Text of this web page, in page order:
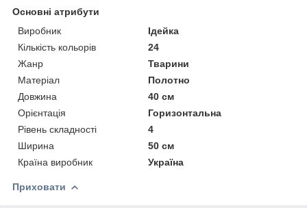
Основні атрибути
Виробник
Ідейка
Кількість кольорів
24
Жанр
Тварини
Матеріал
Полотно
Довжина
40 см
Орієнтація
Горизонтальна
Рівень складності
4
Ширина
50 см
Країна виробник
Україна
Приховати